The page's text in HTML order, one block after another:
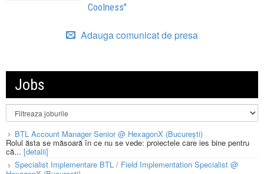
Coolness"
Adauga comunicat de presa
Jobs
BTL Account Manager Senior @ HexagonX (București)
Rolul ăsta se măsoară în ce nu se vede: proiectele care ies bine pentru
că... [detalii]
Specialist Implementare BTL / Field Implementation Specialist @